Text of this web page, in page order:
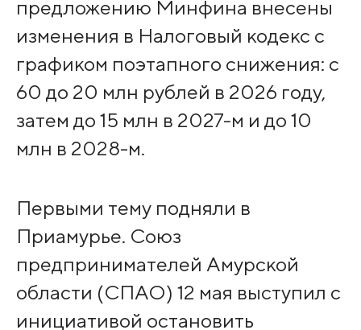
предложению Минфина внесены
изменения в Налоговый кодекс с
графиком поэтапного снижения: с
60 до 20 млн рублей в 2026 году,
затем до 15 млн в 2027-м и до 10
млн в 2028-м.
Первыми тему подняли в
Приамурье. Союз
предпринимателей Амурской
области (СПАО) 12 мая выступил с
инициативой остановить